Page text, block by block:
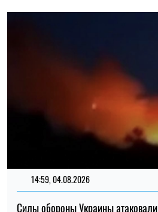
14:59, 04.08.2026
Силы обороны Украины